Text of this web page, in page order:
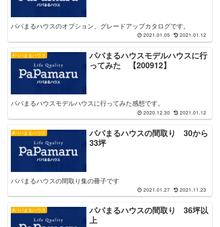
パパまるハウスのオプション、グレードアップカタログです。
2021.01.05 2021.01.12
#パパまるハウス
パパまるハウスモデルハウスに行
ってみた 【200912】
パパまるハウスモデルハウスに行ってみた感想です。
2020.12.30 2021.01.12
#パパまるハウス
パパまるハウスの間取り 30から
33坪
パパまるハウスの間取り集の冊子です
2021.01.27 2021.11.23
#パパまるハウス
パパまるハウスの間取り 36坪以
上